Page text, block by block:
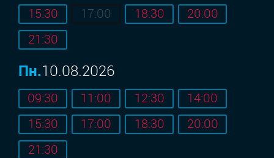
15:30
17:00 18:30
20:00
21:30
Пн.10.08.2026
09:30 11:00 12:30
14:00
15:30
17:00 18:30
20:00
21:30